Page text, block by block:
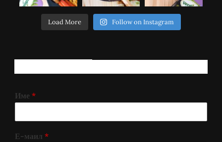
Load More Follow on Instagram
Име *
Е-маил *